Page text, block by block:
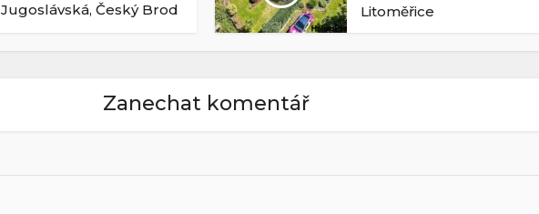
Jugoslávská, Český Brod
Litoměřice
Zanechat komentář